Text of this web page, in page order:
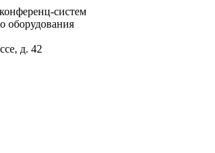
систем
оборудования
д. 42